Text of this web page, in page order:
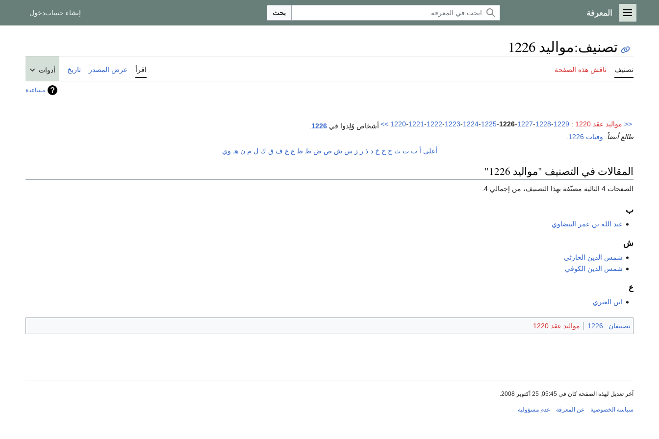
القائمة الرئيسية
المعرفة بحث إنشاء حسابدخول
تصنيف:مواليد 1226
تصنيف ناقش هذه الصفحة اقرأ عرض المصدر تاريخ أدوات
مساعدة
<< مواليد عقد 1220 :
1220-1221-1222-1223-1224-1225-1226-1227-1228-1229
>> أشخاص وُلِدوا في 1226
طالع أيضاً: وفيات 1226
أعلى أ ب ت ث ج ح خ د ذ ر ز س ش ص ض ط ظ ع غ ف ق ك ل م ن هـ وي
المقالات في التصنيف "مواليد 1226"
الصفحات 4 التالية مصنّفة بهذا التصنيف، من إجمالي 4.
ب
عبد الله بن عمر البيضاوي
ش
شمس الدين الحارثي
شمس الدين الكوفي
ع
ابن العبري
تصنيفان:
1226 مواليد عقد 1220
آخر تعديل لهذه الصفحة كان في 05:45, 25 أكتوبر 2008.
سياسة الخصوصية عن المعرفة عدم مسؤولية